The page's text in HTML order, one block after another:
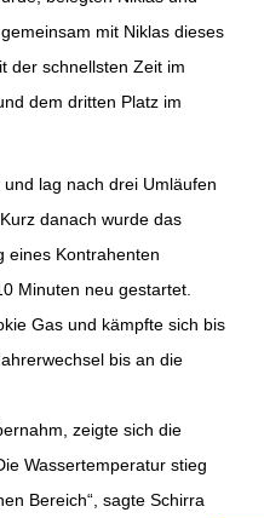
mit Niklas dieses
der schnellsten Zeit im
dem dritten Platz im
lag nach drei Umläufen
danach wurde das
eines Kontrahenten
Minuten neu gestartet.
Gas und kämpfte sich bis
bis an die
zeigte sich die
Wassertemperatur stieg
Bereich“, sagte Schirra